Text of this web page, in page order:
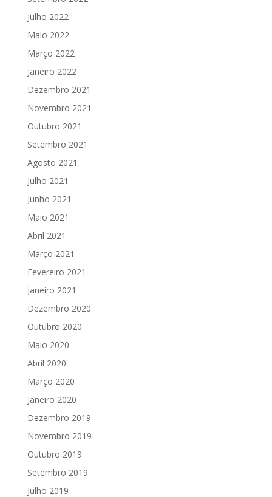
Julho 2022
Maio 2022
Março 2022
Janeiro 2022
Dezembro 2021
Novembro 2021
Outubro 2021
Setembro 2021
Agosto 2021
Julho 2021
Junho 2021
Maio 2021
Abril 2021
Março 2021
Fevereiro 2021
Janeiro 2021
Dezembro 2020
Outubro 2020
Maio 2020
Abril 2020
Março 2020
Janeiro 2020
Dezembro 2019
Novembro 2019
Outubro 2019
Setembro 2019
Julho 2019